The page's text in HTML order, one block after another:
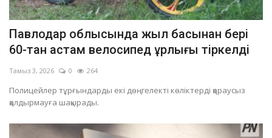
Павлодар облысында жыл басынан бері
60-тан астам велосипед ұрлығы тіркелді
Тамыз 3, 2026 0 264
Полицейлер тұрғындарды екі дөңгелекті көліктерді қараусыз
қалдырмауға шақырады.